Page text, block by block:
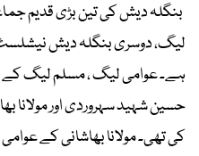
بنگلہ دیش کی تین بڑی قدیم
لیگ، دوسری بنگلہ دیش
ہے۔ عوامی لیگ ، مسلم لیگ کے
کی تھی۔ مولانا بھاشانی کے